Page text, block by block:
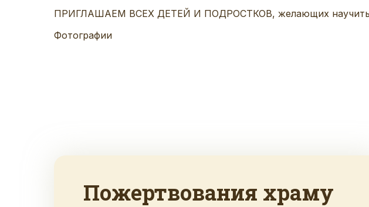
ПРИГЛАШАЕМ ВСЕХ ДЕТЕЙ И ПОДРОСТКОВ, желающих
Фотографии
Пожертвования храму